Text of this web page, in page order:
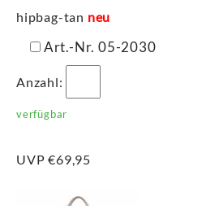
hipbag-tan neu
Art.-Nr. 05-2030
Anzahl:
verfügbar
UVP €69,95